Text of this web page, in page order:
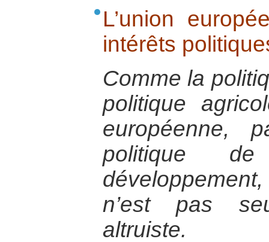
L’union
intérêts
Comme la
politique
politique
n’est pas
altruiste.